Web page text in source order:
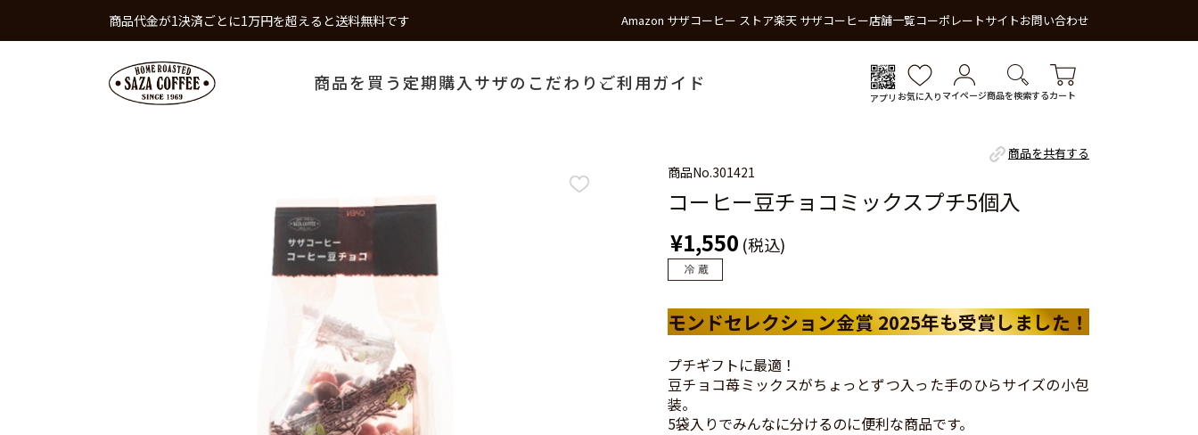
商品代金が1決済ごとに1万円を超えると送料無料です Amazon サザコーヒー ストア楽天 サザコーヒー店舗一覧コーポレートサイトお問い合わせ
商品を買う 定期購入 サザのこだわり ご利用ガイド
アプリ お気に入り マイページ商品を検索するカート
商品を共有する
商品No.301421
コーヒー豆チョコミックスプチ5個入
¥1,550 (税込)
モンドセレクション金賞 2025年も受賞しました！
プチギフトに最適！
豆チョコ苺ミックスがちょっとずつ入った手のひらサイズの小包
装。
5袋入りでみんなに分けるのに便利な商品です。